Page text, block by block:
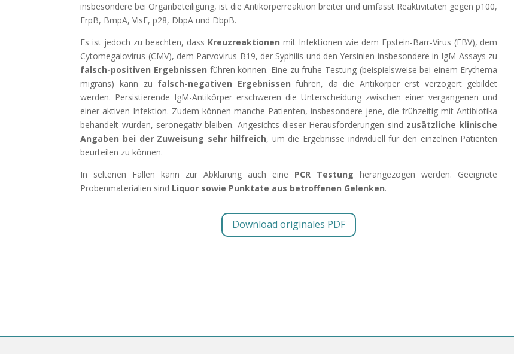
insbesondere bei Organbeteiligung, ist die Antikörperreaktion breiter und umfasst Reaktivitäten gegen p100,
ErpB, BmpA, VlsE, p28, DbpA und DbpB.
Es ist jedoch zu beachten, dass Kreuzreaktionen mit Infektionen wie dem Epstein-Barr-Virus (EBV), dem
Cytomegalovirus (CMV), dem Parvovirus B19, der Syphilis und den Yersinien insbesondere in IgM-Assays zu
falsch-positiven Ergebnissen führen können. Eine zu frühe Testung (beispielsweise bei einem Erythema
migrans) kann zu falsch-negativen Ergebnissen führen, da die Antikörper erst verzögert gebildet
werden. Persistierende IgM-Antikörper erschweren die Unterscheidung zwischen einer vergangenen und
einer aktiven Infektion. Zudem können manche Patienten, insbesondere jene, die frühzeitig mit Antibiotika
behandelt wurden, seronegativ bleiben. Angesichts dieser Herausforderungen sind zusätzliche klinische
Angaben bei der Zuweisung sehr hilfreich, um die Ergebnisse individuell für den einzelnen Patienten
beurteilen zu können.
In seltenen Fällen kann zur Abklärung auch eine PCR Testung herangezogen werden. Geeignete
Probenmaterialien sind Liquor sowie Punktate aus betroffenen Gelenken.
Download originales PDF